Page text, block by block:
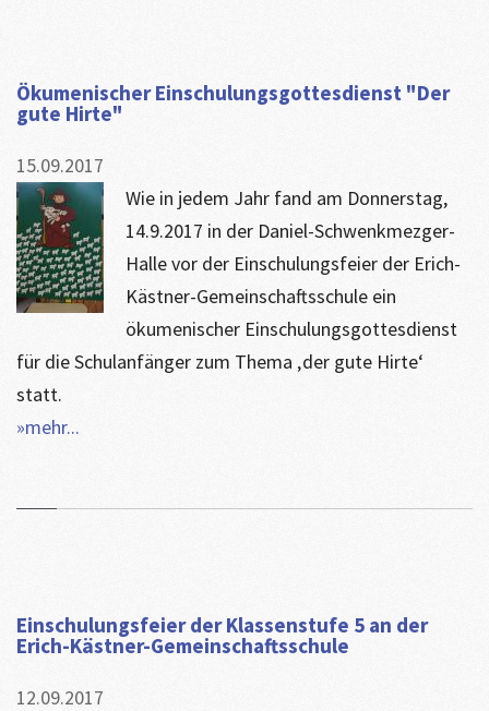
Ökumenischer Einschulungsgottesdienst "Der
gute Hirte"
15.09.2017
Wie in jedem Jahr fand am Donnerstag,
14.9.2017 in der Daniel-Schwenkmezger-
Halle vor der Einschulungsfeier der Erich-
Kästner-Gemeinschaftsschule ein
ökumenischer Einschulungsgottesdienst
für die Schulanfänger zum Thema ‚der gute Hirte‘
statt.
»mehr...
Einschulungsfeier der Klassenstufe 5 an der
Erich-Kästner-Gemeinschaftsschule
12.09.2017